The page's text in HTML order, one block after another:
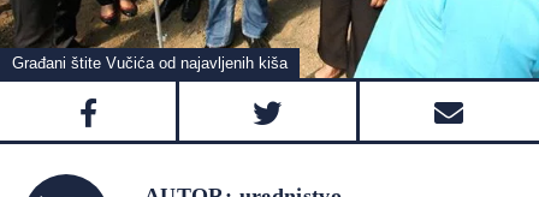
Građani štite Vučića od najavljenih kiša